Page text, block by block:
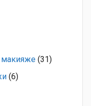
макияже (31)
(6)